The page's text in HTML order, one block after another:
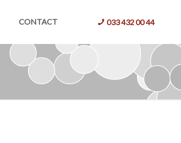
CONTACT 033 432 00 44